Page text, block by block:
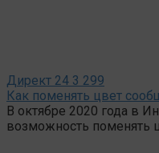
Директ 24 3 299
Как поменять цвет
В октябре 2020 года в
возможность поменять